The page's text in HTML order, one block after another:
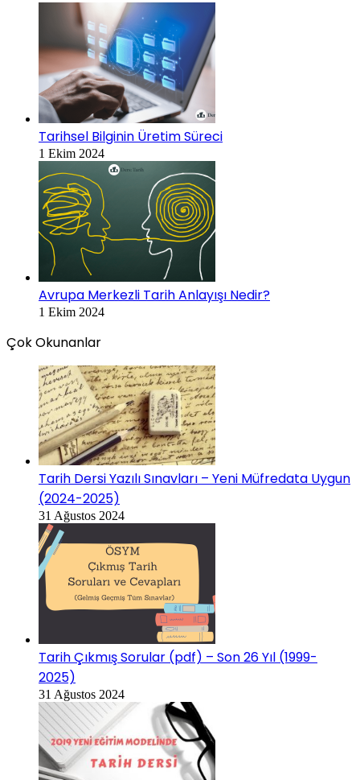
Tarihsel Bilginin Üretim Süreci
1 Ekim 2024
Avrupa Merkezli Tarih Anlayışı Nedir?
1 Ekim 2024
Çok Okunanlar
Tarih Dersi Yazılı Sınavları – Yeni Müfredata Uygun
(2024-2025)
31 Ağustos 2024
Tarih Çıkmış Sorular (pdf) – Son 26 Yıl (1999-
2025)
31 Ağustos 2024